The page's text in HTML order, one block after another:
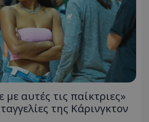
αυτές τις παίκτριες»
της Κάρινγκτον